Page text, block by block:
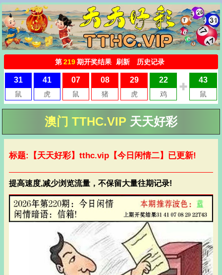
澳门 TTHC.VIP 天天好彩
标题:【天天好彩】 tthc.vip 【今日闲情二】已更新!
提高速度,减少浏览流量，不保留大量往期记录!